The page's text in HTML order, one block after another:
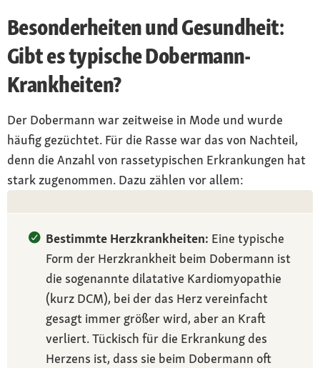
Besonderheiten und Gesundheit:
Gibt es typische Dobermann-
Krankheiten?
Der Dobermann war zeitweise in Mode und wurde
häufig gezüchtet. Für die Rasse war das von Nachteil,
denn die Anzahl von rassetypischen Erkrankungen hat
stark zugenommen. Dazu zählen vor allem:
Bestimmte Herzkrankheiten: Eine typische
Form der Herzkrankheit beim Dobermann ist
die sogenannte dilatative Kardiomyopathie
(kurz DCM), bei der das Herz vereinfacht
gesagt immer größer wird, aber an Kraft
verliert. Tückisch für die Erkrankung des
Herzens ist, dass sie beim Dobermann oft